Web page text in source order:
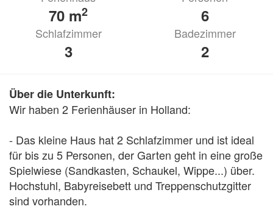
70 m2 6
Schlafzimmer
3
Badezimmer
2
Über die Unterkunft:
Wir haben 2 Ferienhäuser in Holland:
- Das kleine Haus hat 2 Schlafzimmer und ist ideal
für bis zu 5 Personen, der Garten geht in eine große
Spielwiese (Sandkasten, Schaukel, Wippe...) über.
Hochstuhl, Babyreisebett und Treppenschutzgitter
sind vorhanden.